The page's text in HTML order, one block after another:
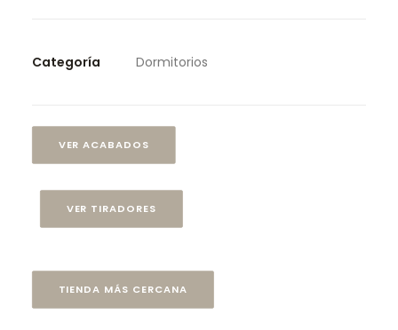
Categoría Dormitorios
VER ACABADOS
VER TIRADORES
TIENDA MÁS CERCANA